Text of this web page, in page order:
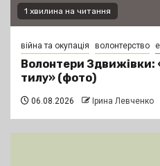
1 хвилина на читання
війна та окупація волонтерство
Волонтери Здвижівки:
тилу» (фото)
06.08.2026 Ірина Левченко